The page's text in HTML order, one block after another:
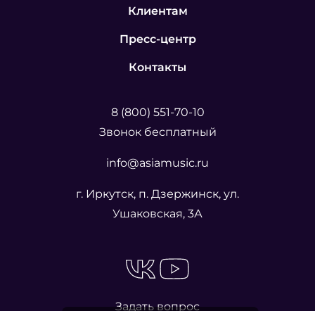
Клиентам
Пресс-центр
Контакты
8 (800) 551-70-10
Звонок бесплатный
info@asiamusic.ru
г. Иркутск, п. Дзержинск, ул.
Ушаковская, 3А
Задать вопрос